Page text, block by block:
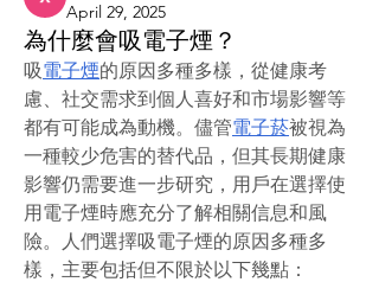
April 29, 2025
為什麼會吸電子煙？
吸電子煙的原因多種多樣，從健康考
慮、社交需求到個人喜好和市場影響等
都有可能成為動機。儘管電子菸被視為
一種較少危害的替代品，但其長期健康
影響仍需要進一步研究，用戶在選擇使
用電子煙時應充分了解相關信息和風
險。人們選擇吸電子煙的原因多種多
樣，主要包括但不限於以下幾點：